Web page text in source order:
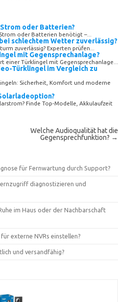
oder Batterien?
oder Batterien benötigt –...
schlechtem Wetter zuverlässig?
zuverlässig? Experten prüfen...
mit Gegensprechanlage?
einer Türklingel mit Gegensprechanlage...
Türklingel im Vergleich zu
Sicherheit, Komfort und moderne
Finde Top‑Modelle, Akkulaufzeit
Welche Audioqualität hat die
Gegensprechfunktion? →
für Fernwartung durch Support?
diagnostizieren und
im Haus oder der Nachbarschaft
externe NVRs einstellen?
und versandfähig?